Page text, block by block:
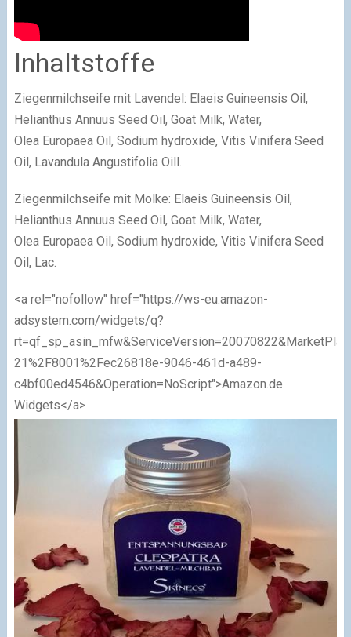
Inhaltstoffe
Ziegenmilchseife mit Lavendel: Elaeis Guineensis Oil,
Helianthus Annuus Seed Oil, Goat Milk, Water,
Olea Europaea Oil, Sodium hydroxide, Vitis Vinifera Seed
Oil, Lavandula Angustifolia Oill.
Ziegenmilchseife mit Molke: Elaeis Guineensis Oil,
Helianthus Annuus Seed Oil, Goat Milk, Water,
Olea Europaea Oil, Sodium hydroxide, Vitis Vinifera Seed
Oil, Lac.
<a rel="nofollow" href="https://ws-eu.amazon-
adsystem.com/widgets/q?
21%2F8001%2Fec26818e-9046-461d-a489-
c4bf00ed4546&Operation=NoScript">Amazon.de
Widgets</a>